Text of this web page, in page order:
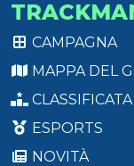
CAMPAGNA
MAPPA DEL
CLASSIFICATA
ESPORTS
NOVITÀ